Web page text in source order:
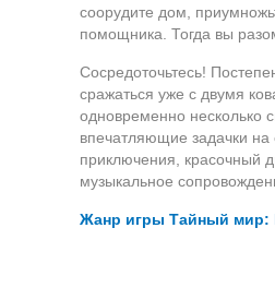
соорудите дом,
помощника. Тогда вы
Сосредоточьтесь!
сражаться уже с двумя
одновременно несколько
впечатляющие задачки на
приключения, красочный
музыкальное
Жанр игры Тайный мир: